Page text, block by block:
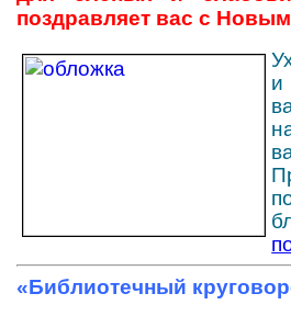
поздравляет вас с
и
«Библиотечный